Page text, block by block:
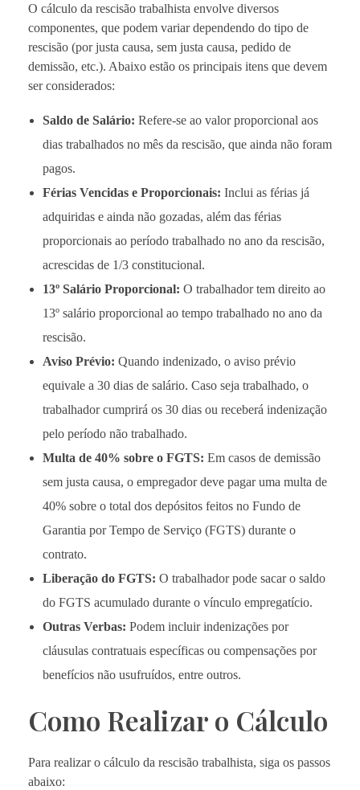
O cálculo da rescisão trabalhista envolve diversos
componentes, que podem variar dependendo do tipo de
rescisão (por justa causa, sem justa causa, pedido de
demissão, etc.). Abaixo estão os principais itens que devem
ser considerados:
Saldo de Salário: Refere-se ao valor proporcional aos
dias trabalhados no mês da rescisão, que ainda não foram
pagos.
Férias Vencidas e Proporcionais: Inclui as férias já
adquiridas e ainda não gozadas, além das férias
proporcionais ao período trabalhado no ano da rescisão,
acrescidas de 1/3 constitucional.
13º Salário Proporcional: O trabalhador tem direito ao
13º salário proporcional ao tempo trabalhado no ano da
rescisão.
Aviso Prévio: Quando indenizado, o aviso prévio
equivale a 30 dias de salário. Caso seja trabalhado, o
trabalhador cumprirá os 30 dias ou receberá indenização
pelo período não trabalhado.
Multa de 40% sobre o FGTS: Em casos de demissão
sem justa causa, o empregador deve pagar uma multa de
40% sobre o total dos depósitos feitos no Fundo de
Garantia por Tempo de Serviço (FGTS) durante o
contrato.
Liberação do FGTS: O trabalhador pode sacar o saldo
do FGTS acumulado durante o vínculo empregatício.
Outras Verbas: Podem incluir indenizações por
cláusulas contratuais específicas ou compensações por
benefícios não usufruídos, entre outros.
Como Realizar o Cálculo
Para realizar o cálculo da rescisão trabalhista, siga os passos
abaixo: